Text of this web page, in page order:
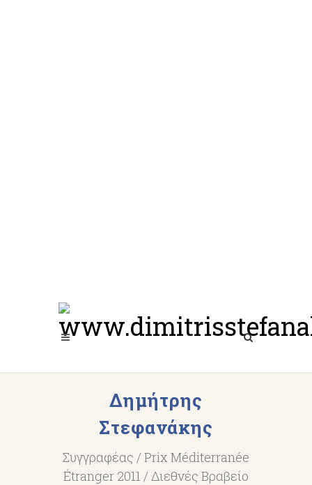
Δημήτρης
Στεφανάκης
Συγγραφέας / Prix Méditerranée
Étranger 2011 / Διεθνές Βραβείο